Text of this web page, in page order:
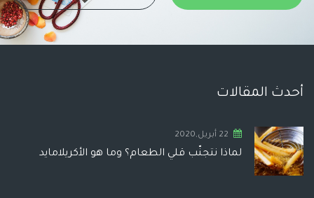
أحدث المقالات
22 أبريل,2020
لماذا نتجنّب قلي الطعام؟ وما هو الأكريلامايد